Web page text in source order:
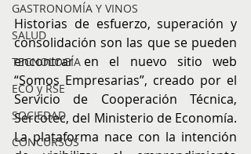
GASTRONOMÍA Y VINOS
SALUD
TECNOLOGÍA
ECO y RSE
SOCIEDAD
CONCURSOS
Historias de esfuerzo, superación y
consolidación son las que se pueden
encontrar en el nuevo sitio web
“Somos Empresarias”, creado por el
Servicio de Cooperación Técnica,
Sercotec, del Ministerio de Economía.
La plataforma nace con la intención